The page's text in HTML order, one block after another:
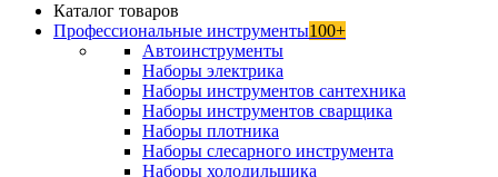
Каталог товаров
Профессиональные инструменты100+
Автоинструменты
Наборы электрика
Наборы инструментов сантехника
Наборы инструментов сварщика
Наборы плотника
Наборы слесарного инструмента
Наборы холодильщика